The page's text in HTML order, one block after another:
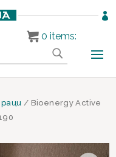

/ Bioenergy Active
0 items: